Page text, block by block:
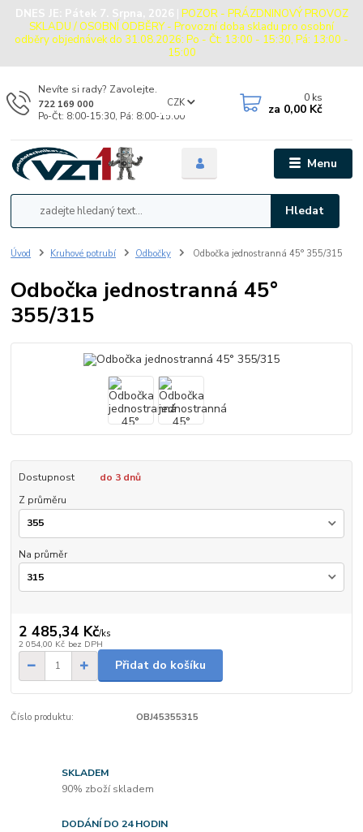
DNES JE: Pátek 7. Srpna, 2026 | POZOR - PRÁZDNINOVÝ PROVOZ
SKLADU / OSOBNÍ ODBĚRY - Provozní doba skladu pro osobní
odběry objednávek do 31.08.2026: Po - Čt: 13:00 - 15:30, Pá: 13:00 -
15:00
Menu
CZK
Hledat
Nevíte si rady? Zavolejte.
722 169 000
Po-Čt: 8:00-15:30, Pá: 8:00-15:00
0 ks
za 0,00 Kč
Úvod Kruhové potrubí Odbočky Odbočka jednostranná 45° 355/315
Odbočka jednostranná 45°
355/315
Dostupnost
do 3 dnů
Z průměru
Na průměr
2 485,34 Kč/ks
2 054,00 Kč bez DPH
Přidat do košíku
Číslo produktu: OBJ45355315
SKLADEM
90% zboží skladem
DODÁNÍ DO 24 HODIN